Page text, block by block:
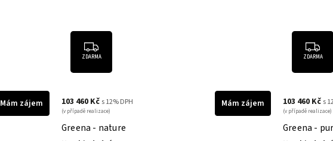
Mám zájem
ZDARMA
Greena - nature
103 460 Kč s 12% DPH
(v případě realizace)
Mám zájem
ZDARMA
Greena -
103 460 Kč s
(v případě realizace)